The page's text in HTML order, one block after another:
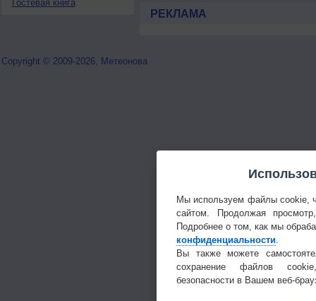
Гостевая книга
РЕКЛАМА
Copyright © 2009-2026, Метеонова
Мы используем файлы cookie,
сайтом. Продолжая
Подробнее о том, как мы
конфиденциальности
Вы также можете
сохранение файлов
безопасности в Вашем веб-